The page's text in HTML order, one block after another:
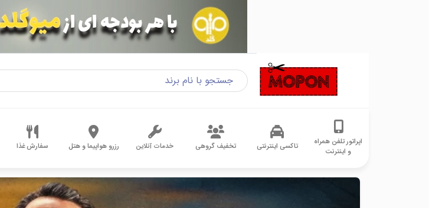
اپراتور تلفن همراه
و اینترنت
تاکسی اینترنتی تخفیف گروهی خدمات آنلاین رزرو هواپیما و هتل سفارش غذا